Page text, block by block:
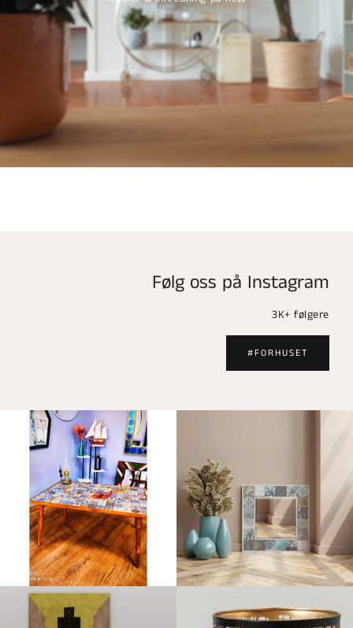
Følg oss på Instagram
3K+ følgere
#FORHUSET